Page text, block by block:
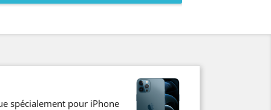
spécialement pour iPhone